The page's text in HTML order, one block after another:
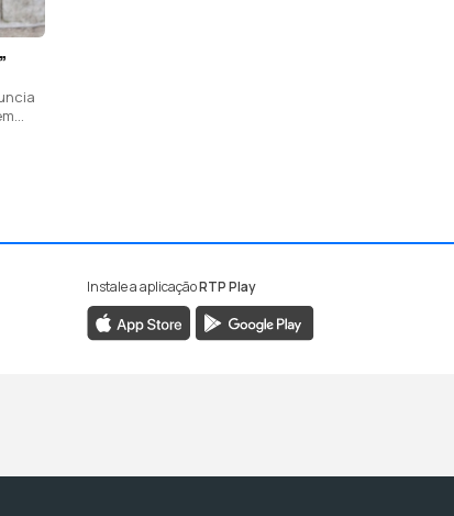
Instale a aplicaçãoRTP Play